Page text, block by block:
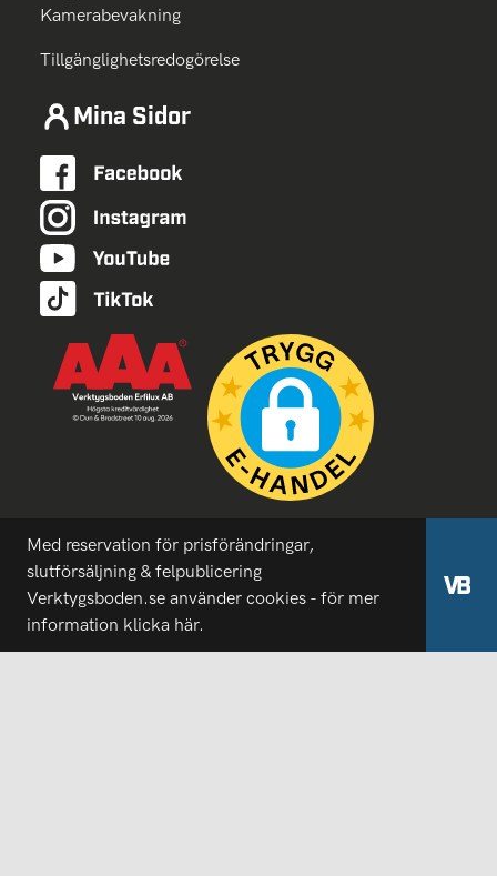
Kamerabevakning
Tillgänglighetsredogörelse
Mina Sidor
Med reservation för prisförändringar,
slutförsäljning & felpublicering
Verktygsboden.se använder cookies - för mer
information klicka här.